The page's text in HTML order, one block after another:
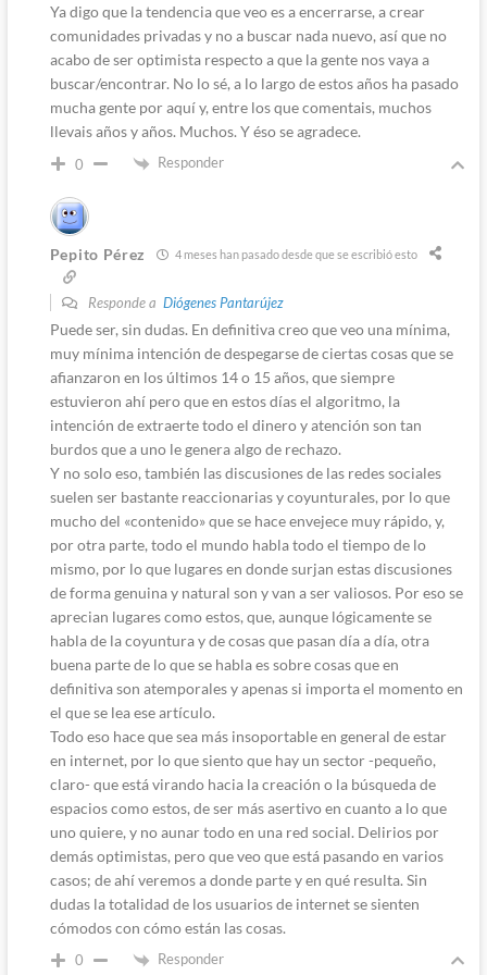
Ya digo que la tendencia que veo es a encerrarse, a crear
comunidades privadas y no a buscar nada nuevo, así que no
acabo de ser optimista respecto a que la gente nos vaya a
buscar/encontrar. No lo sé, a lo largo de estos años ha pasado
mucha gente por aquí y, entre los que comentais, muchos
llevais años y años. Muchos. Y éso se agradece.
0 Responder
Pepito Pérez 4 meses han pasado desde que se escribió esto
Responde a Diógenes Pantarújez
Puede ser, sin dudas. En definitiva creo que veo una mínima,
muy mínima intención de despegarse de ciertas cosas que se
afianzaron en los últimos 14 o 15 años, que siempre
estuvieron ahí pero que en estos días el algoritmo, la
intención de extraerte todo el dinero y atención son tan
burdos que a uno le genera algo de rechazo.
Y no solo eso, también las discusiones de las redes sociales
suelen ser bastante reaccionarias y coyunturales, por lo que
mucho del «contenido» que se hace envejece muy rápido, y,
por otra parte, todo el mundo habla todo el tiempo de lo
mismo, por lo que lugares en donde surjan estas discusiones
de forma genuina y natural son y van a ser valiosos. Por eso se
aprecian lugares como estos, que, aunque lógicamente se
habla de la coyuntura y de cosas que pasan día a día, otra
buena parte de lo que se habla es sobre cosas que en
definitiva son atemporales y apenas si importa el momento en
el que se lea ese artículo.
Todo eso hace que sea más insoportable en general de estar
en internet, por lo que siento que hay un sector -pequeño,
claro- que está virando hacia la creación o la búsqueda de
espacios como estos, de ser más asertivo en cuanto a lo que
uno quiere, y no aunar todo en una red social. Delirios por
demás optimistas, pero que veo que está pasando en varios
casos; de ahí veremos a donde parte y en qué resulta. Sin
dudas la totalidad de los usuarios de internet se sienten
cómodos con cómo están las cosas.
0 Responder